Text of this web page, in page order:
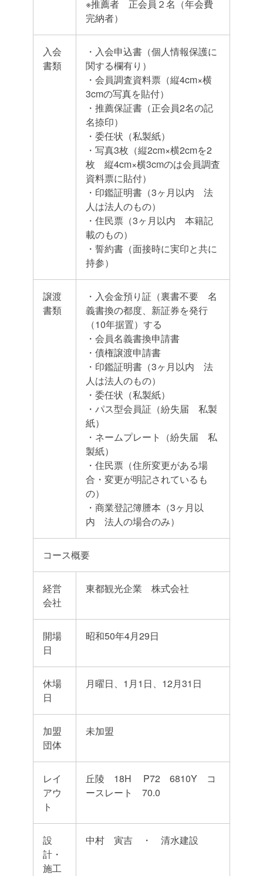
※推薦者 正会員２名（年会費
完納者）
入会
書類
・入会申込書（個人情報保護に
関する欄有り）
・会員調査資料票（縦4cm×横
3cmの写真を貼付）
・推薦保証書（正会員2名の記
名捺印）
・委任状（私製紙）
・写真3枚（縦2cm×横2cmを2
枚 縦4cm×横3cmのは会員調査
資料票に貼付）
・印鑑証明書（3ヶ月以内 法
人は法人のもの）
・住民票（3ヶ月以内 本籍記
載のもの）
・誓約書（面接時に実印と共に
持参）
譲渡
書類
・入会金預り証（裏書不要 名
義書換の都度、新証券を発行
（10年据置）する
・会員名義書換申請書
・債権譲渡申請書
・印鑑証明書（3ヶ月以内 法
人は法人のもの）
・委任状（私製紙）
・パス型会員証（紛失届 私製
紙）
・ネームプレート（紛失届 私
製紙）
・住民票（住所変更がある場
合・変更が明記されているも
の）
・商業登記簿謄本（3ヶ月以
内 法人の場合のみ）
コース概要
経営
会社
東都観光企業 株式会社
開場
日
昭和50年4月29日
休場
日
月曜日、1月1日、12月31日
加盟
団体
未加盟
レイ
アウ
ト
丘陵 18H P72 6810Y コ
ースレート 70.0
設
計・
施工
中村 寅吉 ・ 清水建設